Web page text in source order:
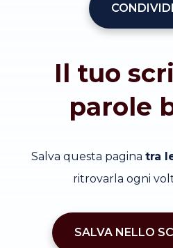
CONDIVIDI
Il tuo
parole
Salva questa pagina tra
ritrovarla ogni
SALVA NELLO